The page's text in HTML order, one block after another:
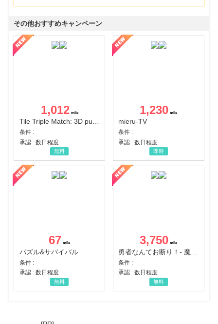
その他おすすめキャンペーン
1,012
Tile Triple Match: 3D puzzle
条件 :
承認 : 数日程度
無料
1,230
mieru-TV
条件 :
承認 : 数日程度
即時
67
パズル&サバイバル
条件 :
承認 : 数日程度
無料
3,750
条件 :
承認 : 数日程度
無料